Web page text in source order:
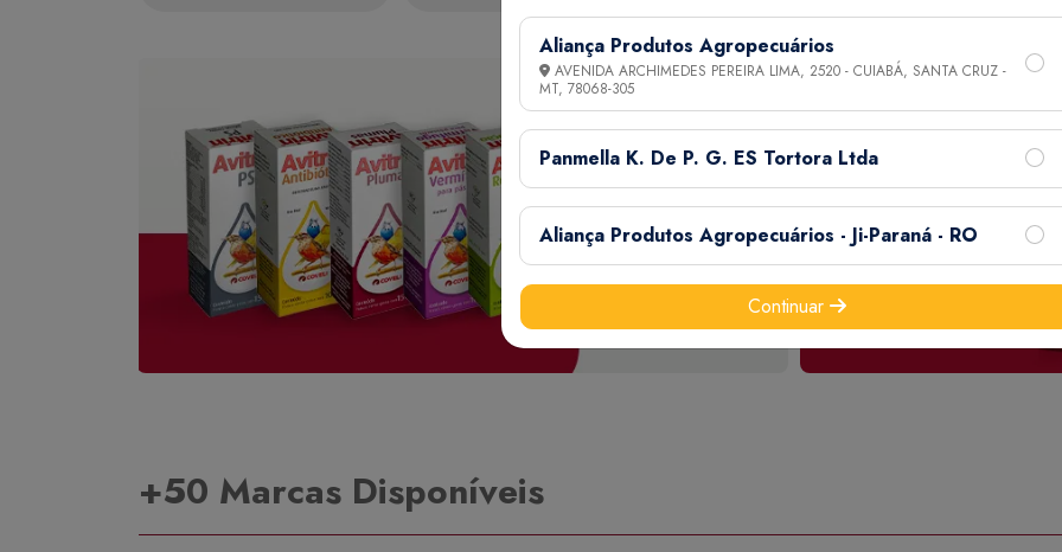
+50 Marcas Disponíveis
Aliança Produtos Agropecuários
AVENIDA ARCHIMEDES PEREIRA LIMA, 2520 - CUIABÁ, SANTA CRUZ -
MT, 78068-305
Panmella K. De P. G. ES Tortora Ltda
Aliança Produtos Agropecuários - Ji-Paraná - RO
Continuar